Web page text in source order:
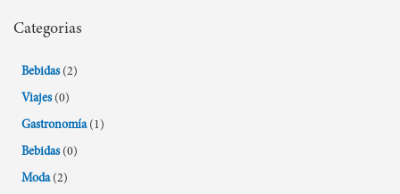
Categorias
Bebidas (2)
Viajes (0)
Gastronomía (1)
Bebidas (0)
Moda (2)